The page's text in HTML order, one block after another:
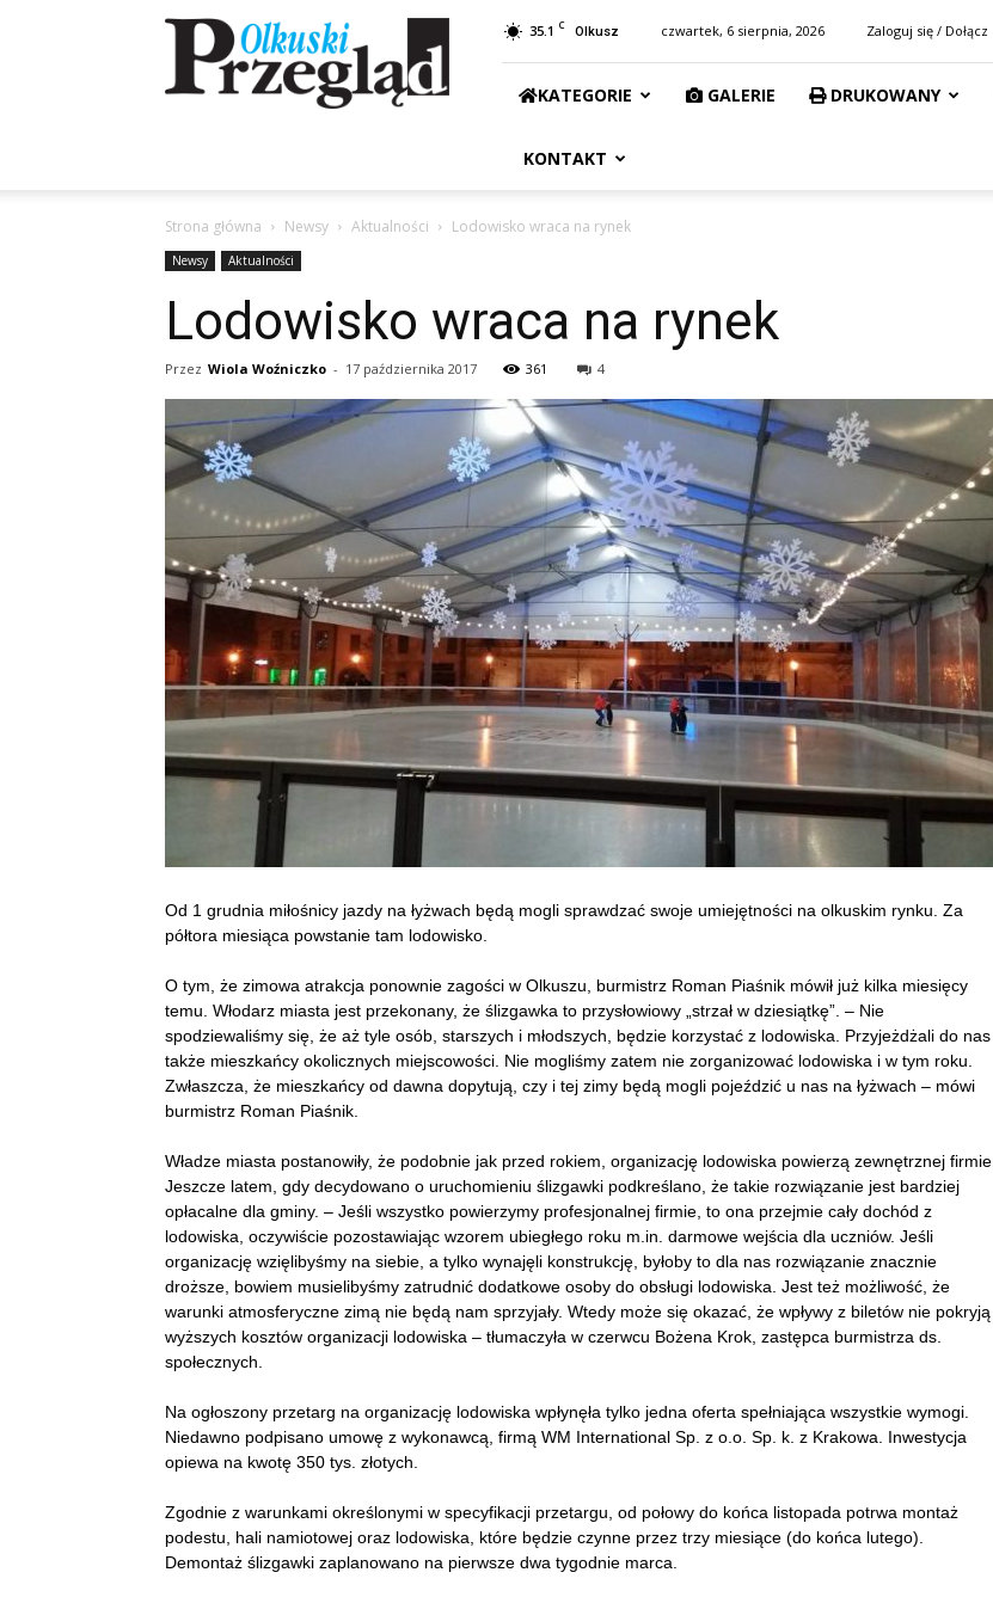
Przegląd
Olkuski
35.1 C Olkusz czwartek, 6 sierpnia, 2026 Zaloguj się / Dołącz
KATEGORIE GALERIE DRUKOWANY
KONTAKT
Strona główna Newsy Aktualności Lodowisko wraca na rynek
Newsy Aktualności
Lodowisko wraca na rynek
Przez Wiola Woźniczko - 17 października 2017 361 4
Od 1 grudnia miłośnicy jazdy na łyżwach będą mogli sprawdzać swoje umiejętności na olkuskim rynku. Za
półtora miesiąca powstanie tam lodowisko.
O tym, że zimowa atrakcja ponownie zagości w Olkuszu, burmistrz Roman Piaśnik mówił już kilka miesięcy
temu. Włodarz miasta jest przekonany, że ślizgawka to przysłowiowy „strzał w dziesiątkę”. – Nie
spodziewaliśmy się, że aż tyle osób, starszych i młodszych, będzie korzystać z lodowiska. Przyjeżdżali do nas
także mieszkańcy okolicznych miejscowości. Nie mogliśmy zatem nie zorganizować lodowiska i w tym roku.
Zwłaszcza, że mieszkańcy od dawna dopytują, czy i tej zimy będą mogli pojeździć u nas na łyżwach – mówi
burmistrz Roman Piaśnik.
Władze miasta postanowiły, że podobnie jak przed rokiem, organizację lodowiska powierzą zewnętrznej firmie.
Jeszcze latem, gdy decydowano o uruchomieniu ślizgawki podkreślano, że takie rozwiązanie jest bardziej
opłacalne dla gminy. – Jeśli wszystko powierzymy profesjonalnej firmie, to ona przejmie cały dochód z
lodowiska, oczywiście pozostawiając wzorem ubiegłego roku m.in. darmowe wejścia dla uczniów. Jeśli
organizację wzięlibyśmy na siebie, a tylko wynajęli konstrukcję, byłoby to dla nas rozwiązanie znacznie
droższe, bowiem musielibyśmy zatrudnić dodatkowe osoby do obsługi lodowiska. Jest też możliwość, że
warunki atmosferyczne zimą nie będą nam sprzyjały. Wtedy może się okazać, że wpływy z biletów nie pokryją
wyższych kosztów organizacji lodowiska – tłumaczyła w czerwcu Bożena Krok, zastępca burmistrza ds.
społecznych.
Na ogłoszony przetarg na organizację lodowiska wpłynęła tylko jedna oferta spełniająca wszystkie wymogi.
Niedawno podpisano umowę z wykonawcą, firmą WM International Sp. z o.o. Sp. k. z Krakowa. Inwestycja
opiewa na kwotę 350 tys. złotych.
Zgodnie z warunkami określonymi w specyfikacji przetargu, od połowy do końca listopada potrwa montaż
podestu, hali namiotowej oraz lodowiska, które będzie czynne przez trzy miesiące (do końca lutego).
Demontaż ślizgawki zaplanowano na pierwsze dwa tygodnie marca.